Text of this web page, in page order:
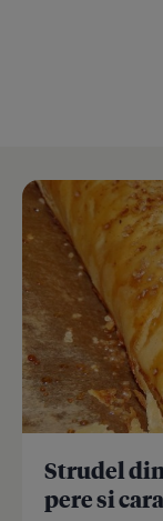
Strudel din
pere si